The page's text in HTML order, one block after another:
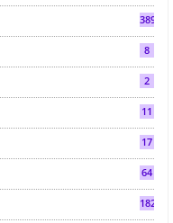
3892
8
2
11
17
64
182